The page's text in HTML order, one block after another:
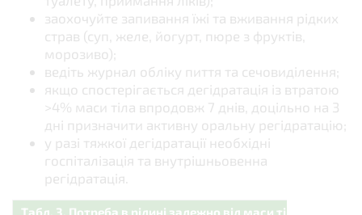
заохочуйте запивання їжі та вживання рідких
страв (суп, желе, йогурт, пюре з фруктів,
морозиво);
ведіть журнал обліку пиття та сечовиділення;
якщо спостерігається дегідратація із втратою
>4% маси тіла впродовж 7 днів, доцільно на 3
дні призначити активну оральну регідратацію;
у разі тяжкої дегідратації необхідні
госпіталізація та внутрішньовенна
регідратація.
Табл. 3. Потреба в рідині залежно від маси тіла [16]